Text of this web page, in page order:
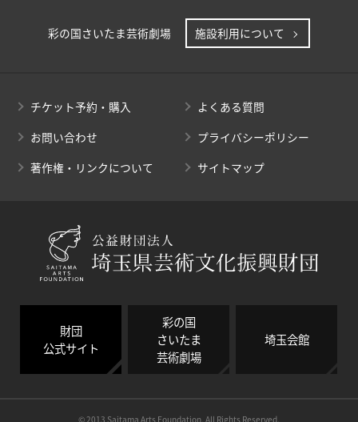
彩の国さいたま芸術劇場 施設利用について
チケット予約・購入
よくある質問
お問い合わせ
プライバシーポリシー
著作権・リンクについて
サイトマップ
財団
公式サイト
彩の国
さいたま
芸術劇場
埼玉会館
© 2013 Saitama Arts Foundation, All Rights Reserved.